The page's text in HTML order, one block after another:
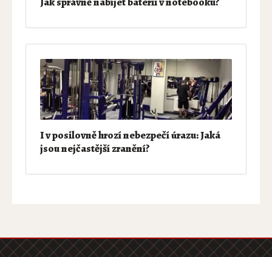
I v posilovně hrozí nebezpečí úrazu: Jaká
jsou nejčastější zranění?